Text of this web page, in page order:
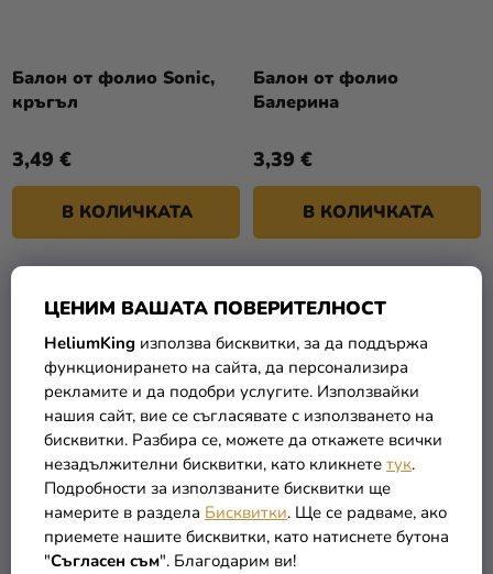
ЦЕНИМ ВАШАТА ПОВЕРИТЕЛНОСТ
HeliumKing използва бисквитки, за да поддържа
функционирането на сайта, да персонализира
рекламите и да подобри услугите. Използвайки
нашия сайт, вие се съгласявате с използването на
бисквитки. Разбира се, можете да откажете всички
незадължителни бисквитки, като кликнете тук.
Подробности за използваните бисквитки ще
намерите в раздела Бисквитки. Ще се радваме, ако
приемете нашите бисквитки, като натиснете бутона
"Съгласен съм". Благодарим ви!
Балон от фолио Sonic,
кръгъл
3,49 €
В КОЛИЧКАТА
Балон от фолио
Балерина
3,39 €
В КОЛИЧКАТА
Балон от фолио Барби
80 x 65 см
Балон от фолио Барби и
приятели, 45 см